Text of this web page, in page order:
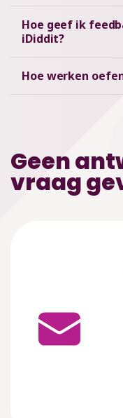
Hoe geef ik
iDiddit?
Hoe werken
Geen
vraag